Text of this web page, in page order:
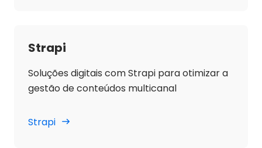
Strapi
Soluções digitais com Strapi para otimizar a
gestão de conteúdos multicanal
Strapi